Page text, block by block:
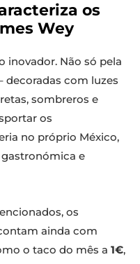
os
Wey
inovador. Não só pela
decoradas com luzes
sombreros e
os
no próprio México,
e
os
ainda com
o taco do mês a 1€,